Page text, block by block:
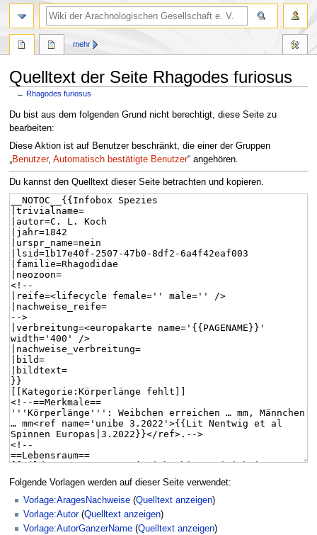
Quelltext der Seite Rhagodes furiosus
←Rhagodes furiosus
Zur
Navigation
springen
Zur
Suche
springen
Du bist aus dem folgenden Grund nicht berechtigt, diese Seite zu
bearbeiten:
Diese Aktion ist auf Benutzer beschränkt, die einer der Gruppen
„Benutzer, Automatisch bestätigte Benutzer“ angehören.
Du kannst den Quelltext dieser Seite betrachten und kopieren.
Folgende Vorlagen werden auf dieser Seite verwendet:
Vorlage:AragesNachweise (Quelltext anzeigen)
Vorlage:Autor(Quelltext anzeigen)
Vorlage:AutorGanzerName (Quelltext anzeigen)
mehr